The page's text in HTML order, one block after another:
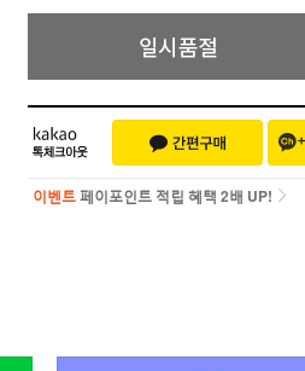
이벤트페이포인트 적립 혜택 2배 UP!